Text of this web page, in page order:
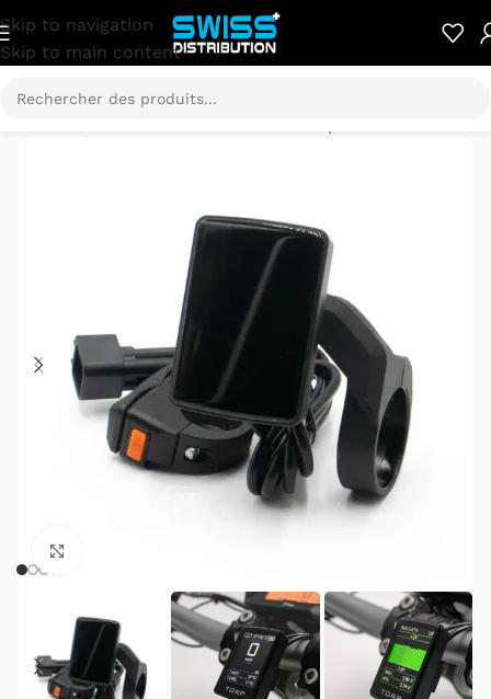
Skip to navigation
Skip to main content